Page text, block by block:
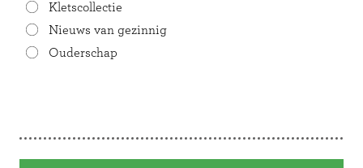
Kletscollectie
Nieuws van gezinnig
Ouderschap